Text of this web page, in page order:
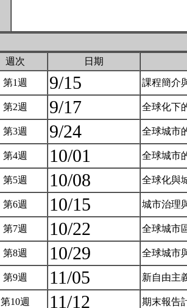
週次 日期
第1週 9/15 課程簡介
第2週 9/17 全球化下
第3週 9/24 全球城市
第4週 10/01 全球城市
第5週 10/08 全球化與
第6週 10/15 城市治理
第7週 10/22 全球城市
第8週 10/29 全球城市
第9週 11/05 新自由主
第10週 11/12 期末報告